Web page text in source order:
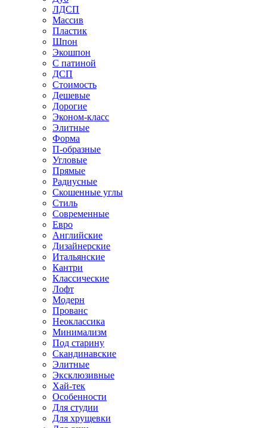
ЛДСП
Массив
Пластик
Шпон
Экошпон
С патиной
ДСП
Стоимость
Дешевые
Дорогие
Эконом-класс
Элитные
Форма
П-образные
Угловые
Прямые
Радиусные
Скошенные углы
Стиль
Современные
Евро
Английские
Дизайнерские
Итальянские
Кантри
Классические
Лофт
Модерн
Прованс
Неоклассика
Минимализм
Под старину
Скандинавские
Элитные
Эксклюзивные
Хай-тек
Особенности
Для студии
Для хрущевки